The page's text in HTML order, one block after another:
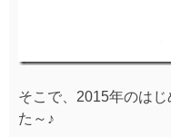
そこで、2015年のは
た～♪